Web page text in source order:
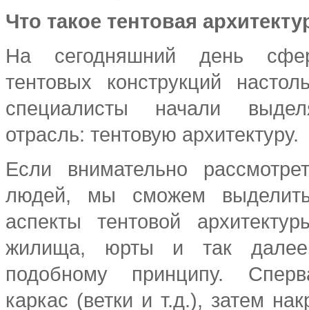
Что такое тентовая
На сегодняшний день
тентовых конструкций
специалисты начали
отрасль: тентовую архитектуру.
Если внимательно
людей, мы сможем
аспекты тентовой
жилища, юрты и так далее
подобному принципу.
каркас (ветки и т.д.), затем